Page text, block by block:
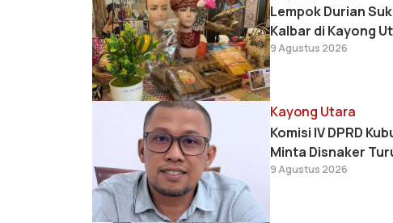
Lempok Durian
Kalbar di Kayong
9 Agustus 2026
Kayong Utara
Komisi IV DPRD
Minta Disnaker
9 Agustus 2026